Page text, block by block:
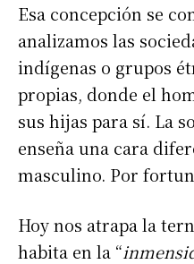
Esa concepción se
analizamos las
indígenas o grupos
propias, donde el
sus hijas para sí. La
enseña una cara
masculino. Por
Hoy nos atrapa la
habita en la “